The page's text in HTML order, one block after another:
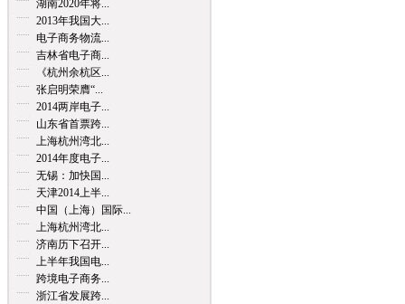
湖南2020年将...
2013年我国大...
电子商务物流...
吉林省电子商...
《杭州余杭区...
张启明荣膺“...
2014两岸电子...
山东省首票跨...
上海杭州湾北...
2014年度电子...
无锡：加快国...
天津2014上半...
中国（上海）国际...
上海杭州湾北...
济南历下召开...
上半年我国电...
跨境电子商务...
浙江省发展跨...